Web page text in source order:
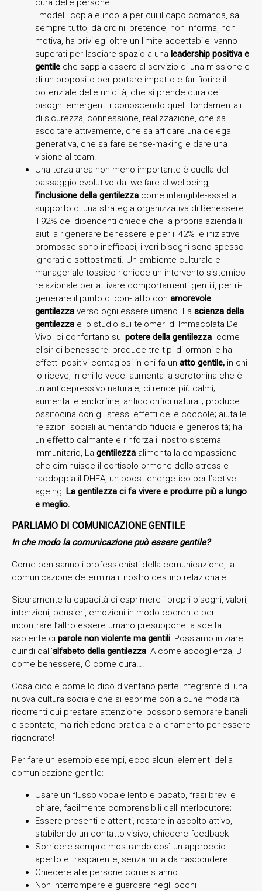
cura delle persone.
I modelli copia e incolla per cui il capo comanda, sa
sempre tutto, dà ordini, pretende, non informa, non
motiva, ha privilegi oltre un limite accettabile; vanno
superati per lasciare spazio a una leadership positiva e
gentile che sappia essere al servizio di una missione e
di un proposito per portare impatto e far fiorire il
potenziale delle unicità, che si prende cura dei
bisogni emergenti riconoscendo quelli fondamentali
di sicurezza, connessione, realizzazione, che sa
ascoltare attivamente, che sa affidare una delega
generativa, che sa fare sense-making e dare una
visione al team.
Una terza area non meno importante è quella del
passaggio evolutivo dal welfare al wellbeing,
l’inclusione della gentilezza come intangible-asset a
supporto di una strategia organizzativa di Benessere.
Il 92% dei dipendenti chiede che la propria azienda li
aiuti a rigenerare benessere e per il 42% le iniziative
promosse sono inefficaci, i veri bisogni sono spesso
ignorati e sottostimati. Un ambiente culturale e
manageriale tossico richiede un intervento sistemico
relazionale per attivare comportamenti gentili, per ri-
generare il punto di con-tatto con amorevole
gentilezza verso ogni essere umano. La scienza della
gentilezza e lo studio sui telomeri di Immacolata De
Vivo ci confortano sul potere della gentilezza come
elisir di benessere: produce tre tipi di ormoni e ha
effetti positivi contagiosi in chi fa un atto gentile, in chi
lo riceve, in chi lo vede; aumenta la serotonina che è
un antidepressivo naturale; ci rende più calmi;
aumenta le endorfine, antidolorifici naturali; produce
ossitocina con gli stessi effetti delle coccole; aiuta le
relazioni sociali aumentando fiducia e generosità; ha
un effetto calmante e rinforza il nostro sistema
immunitario, La gentilezza alimenta la compassione
che diminuisce il cortisolo ormone dello stress e
raddoppia il DHEA, un boost energetico per l’active
ageing! La gentilezza ci fa vivere e produrre più a lungo
e meglio.
PARLIAMO DI COMUNICAZIONE GENTILE
In che modo la comunicazione può essere gentile?
Come ben sanno i professionisti della comunicazione, la
comunicazione determina il nostro destino relazionale.
Sicuramente la capacità di esprimere i propri bisogni, valori,
intenzioni, pensieri, emozioni in modo coerente per
incontrare l’altro essere umano presuppone la scelta
sapiente di parole non violente ma gentili! Possiamo iniziare
quindi dall’alfabeto della gentilezza: A come accoglienza, B
come benessere, C come cura…!
Cosa dico e come lo dico diventano parte integrante di una
nuova cultura sociale che si esprime con alcune modalità
ricorrenti cui prestare attenzione; possono sembrare banali
e scontate, ma richiedono pratica e allenamento per essere
rigenerate!
Per fare un esempio esempi, ecco alcuni elementi della
comunicazione gentile:
Usare un flusso vocale lento e pacato, frasi brevi e
chiare, facilmente comprensibili dall’interlocutore;
Essere presenti e attenti, restare in ascolto attivo,
stabilendo un contatto visivo, chiedere feedback
Sorridere sempre mostrando così un approccio
aperto e trasparente, senza nulla da nascondere
Chiedere alle persone come stanno
Non interrompere e guardare negli occhi